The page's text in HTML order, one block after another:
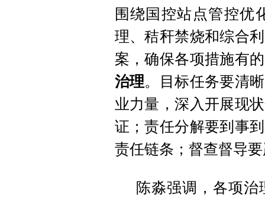
围绕国控站点管控优
理、秸秆禁烧和综合
案，确保各项措施有
治理。目标任务要清
业力量，深入开展现
证；责任分解要到事
责任链条；督查督导
陈淼强调，各项